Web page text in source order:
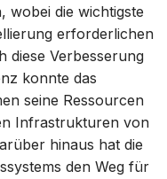
wobei die wichtigste
erforderlichen
diese Verbesserung
konnte das
seine Ressourcen
Infrastrukturen von
hinaus hat die
den Weg für